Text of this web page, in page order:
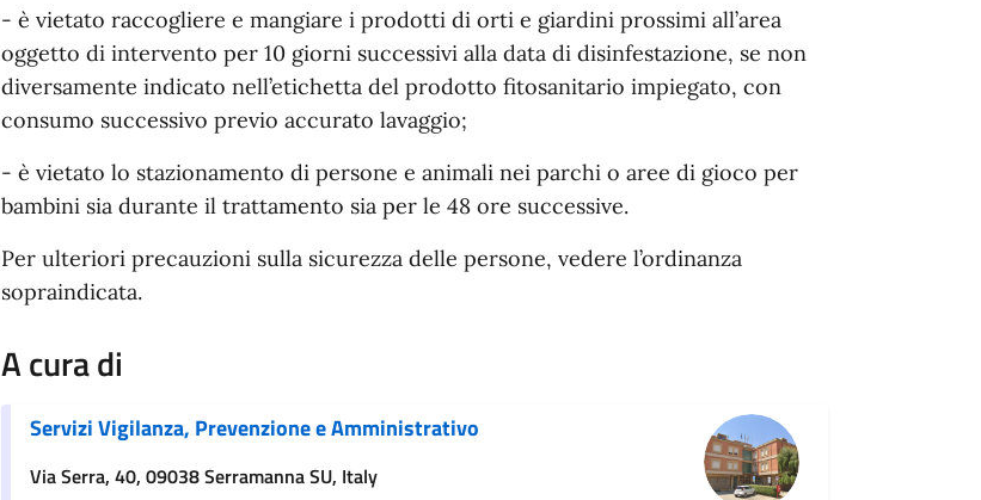
- è vietato raccogliere e mangiare i prodotti di orti e giardini prossimi all’area
oggetto di intervento per 10 giorni successivi alla data di disinfestazione, se non
diversamente indicato nell’etichetta del prodotto fitosanitario impiegato, con
consumo successivo previo accurato lavaggio;
- è vietato lo stazionamento di persone e animali nei parchi o aree di gioco per
bambini sia durante il trattamento sia per le 48 ore successive.
Per ulteriori precauzioni sulla sicurezza delle persone, vedere l’ordinanza
sopraindicata.
A cura di
Servizi Vigilanza, Prevenzione e Amministrativo
Via Serra, 40, 09038 Serramanna SU, Italy